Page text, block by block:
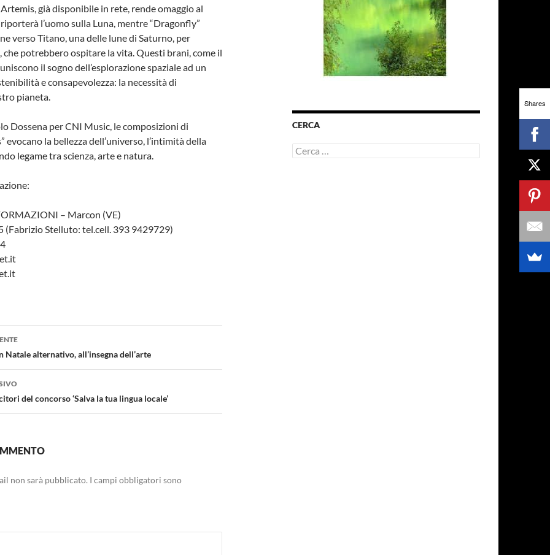
già disponibile in rete, rende omaggio al
l’uomo sulla Luna, mentre “Dragonfly”
verso Titano, una delle lune di Saturno, per
che potrebbero ospitare la vita. Questi brani, come il
il sogno dell’esplorazione spaziale ad un
e consapevolezza: la necessità di
pianeta.
Dossena per CNI Music, le composizioni di
evocano la bellezza dell’universo, l’intimità della
legame tra scienza, arte e natura.
– Marcon (VE)
(Fabrizio Stelluto: tel.cell. 393 9429729)
alternativo, all’insegna dell’arte
del concorso ‘Salva la tua lingua locale’
non sarà pubblicato. I campi obbligatori sono
CERCA
Ricerca
per:
Shares